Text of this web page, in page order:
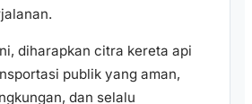
diharapkan citra kereta api
publik yang aman,
dan selalu